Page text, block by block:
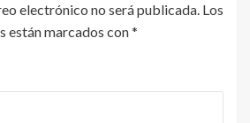
electrónico no será publicada. Los
están marcados con*